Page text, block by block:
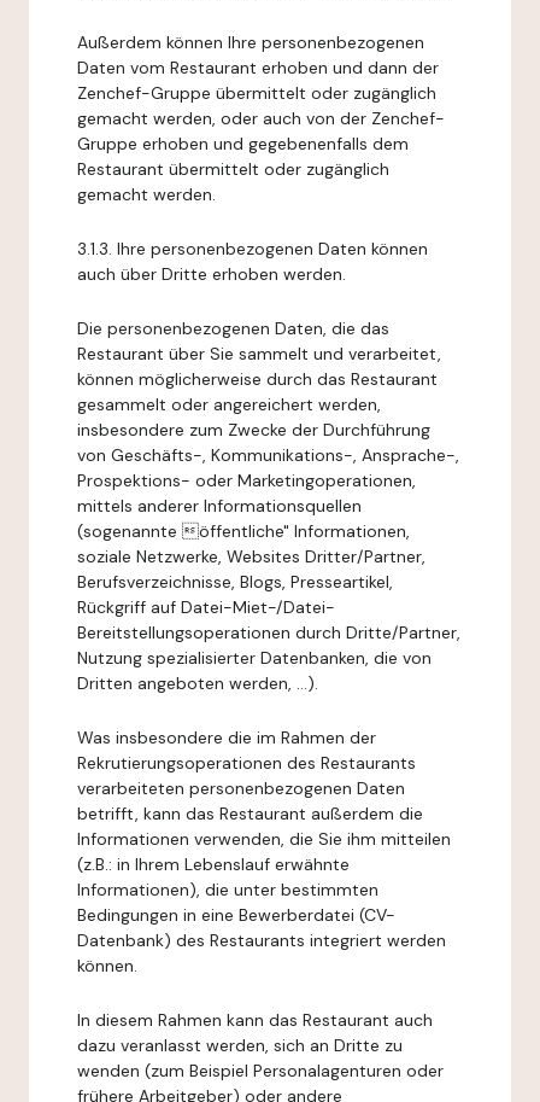
Außerdem können Ihre personenbezogenen
Daten vom Restaurant erhoben und dann der
Zenchef-Gruppe übermittelt oder zugänglich
gemacht werden, oder auch von der Zenchef-
Gruppe erhoben und gegebenenfalls dem
Restaurant übermittelt oder zugänglich
gemacht werden.
3.1.3. Ihre personenbezogenen Daten können
auch über Dritte erhoben werden.
Die personenbezogenen Daten, die das
Restaurant über Sie sammelt und verarbeitet,
können möglicherweise durch das Restaurant
gesammelt oder angereichert werden,
insbesondere zum Zwecke der Durchführung
von Geschäfts-, Kommunikations-, Ansprache-,
Prospektions- oder Marketingoperationen,
mittels anderer Informationsquellen
(sogenannte öffentliche" Informationen,
soziale Netzwerke, Websites Dritter/Partner,
Berufsverzeichnisse, Blogs, Presseartikel,
Rückgriff auf Datei-Miet-/Datei-
Bereitstellungsoperationen durch Dritte/Partner,
Nutzung spezialisierter Datenbanken, die von
Dritten angeboten werden, ...).
Was insbesondere die im Rahmen der
Rekrutierungsoperationen des Restaurants
verarbeiteten personenbezogenen Daten
betrifft, kann das Restaurant außerdem die
Informationen verwenden, die Sie ihm mitteilen
(z.B.: in Ihrem Lebenslauf erwähnte
Informationen), die unter bestimmten
Bedingungen in eine Bewerberdatei (CV-
Datenbank) des Restaurants integriert werden
können.
In diesem Rahmen kann das Restaurant auch
dazu veranlasst werden, sich an Dritte zu
wenden (zum Beispiel Personalagenturen oder
frühere Arbeitgeber) oder andere